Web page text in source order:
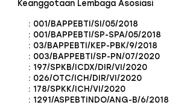
Keanggotaan Lembaga Asosiasi
: 001/BAPPEBTI/SI/05/2018
: 001/BAPPEBTI/SP-SPA/05/2018
: 03/BAPPEBTI/KEP-PBK/9/2018
: 003/BAPPEBTI/SP-PN/07/2020
: 197/SPKB/ICDX/DIR/VI/2020
: 026/OTC/ICH/DIR/VI/2020
: 178/SPKK/ICH/VI/2020
: 1291/ASPEBTINDO/ANG-B/6/2018